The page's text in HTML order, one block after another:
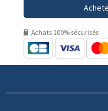
Achats 100% sécurisés